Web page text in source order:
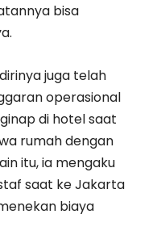
bisa
juga telah
operasional
di hotel saat
rumah dengan
itu, ia mengaku
saat ke Jakarta
biaya